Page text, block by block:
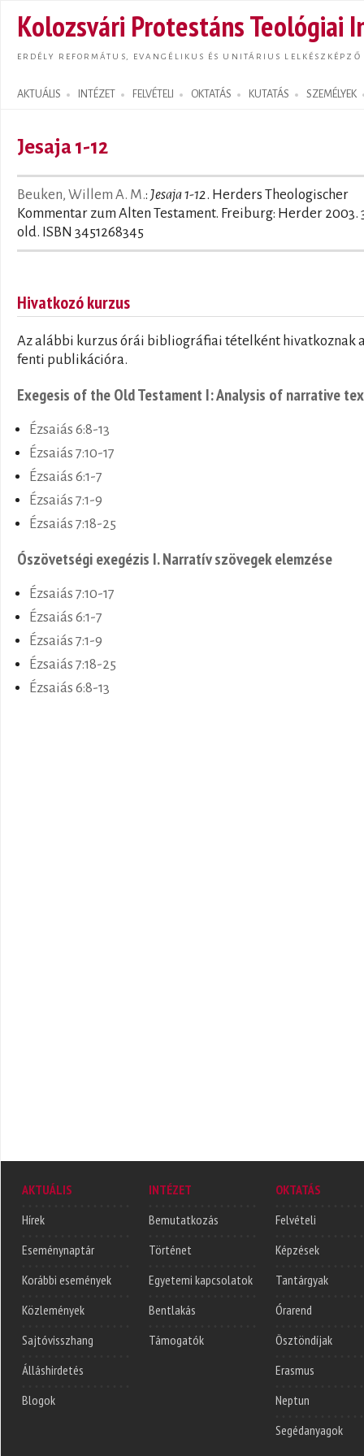
Kolozsvári Protestáns Teológiai
ERDÉLY REFORMÁTUS, EVANGÉLIKUS ÉS UNITÁRIUS LELKÉSZKÉPZŐ
AKTUÁLIS INTÉZET FELVÉTELI OKTATÁS KUTATÁS SZEMÉLYEK
Search form
Jesaja 1-12
Beuken, Willem A. M.: Jesaja 1-12. Herders Theologischer
Kommentar zum Alten Testament. Freiburg: Herder 2003.
old. ISBN 3451268345
Hivatkozó kurzus
Az alábbi kurzus órái bibliográfiai tételként hivatkoznak
fenti publikációra.
Exegesis of the Old Testament I: Analysis of narrative
Ézsaiás 6:8-13
Ézsaiás 7:10-17
Ézsaiás 6:1-7
Ézsaiás 7:1-9
Ézsaiás 7:18-25
Ószövetségi exegézis I. Narratív szövegek elemzése
Ézsaiás 7:10-17
Ézsaiás 6:1-7
Ézsaiás 7:1-9
Ézsaiás 7:18-25
Ézsaiás 6:8-13
AKTUÁLIS
Hírek
Eseménynaptár
Korábbi események
Közlemények
Sajtóvisszhang
Álláshirdetés
Blogok
INTÉZET
Bemutatkozás
Történet
Egyetemi kapcsolatok
Bentlakás
Támogatók
OKTATÁS
Felvételi
Képzések
Tantárgyak
Órarend
Ösztöndíjak
Erasmus
Neptun
Segédanyagok